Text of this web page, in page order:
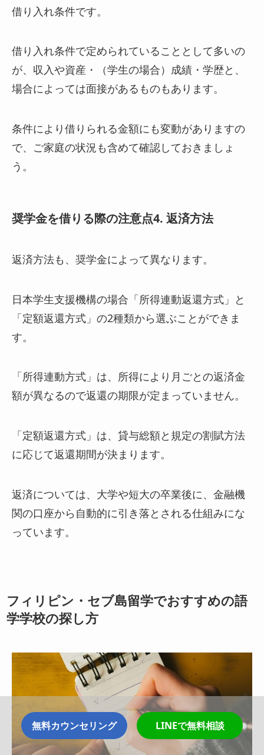
借り入れ条件です。
借り入れ条件で定められていることとして多いの
が、収入や資産・（学生の場合）成績・学歴と、
場合によっては面接があるものもあります。
条件により借りられる金額にも変動がありますの
で、ご家庭の状況も含めて確認しておきましょ
う。
奨学金を借りる際の注意点4. 返済方法
返済方法も、奨学金によって異なります。
日本学生支援機構の場合「所得連動返還方式」と
「定額返還方式」の2種類から選ぶことができま
す。
「所得連動方式」は、所得により月ごとの返済金
額が異なるので返還の期限が定まっていません。
「定額返還方式」は、貸与総額と規定の割賦方法
に応じて返還期間が決まります。
返済については、大学や短大の卒業後に、金融機
関の口座から自動的に引き落とされる仕組みにな
っています。
フィリピン・セブ島留学でおすすめの語
学学校の探し方
無料カウンセリング LINEで無料相談